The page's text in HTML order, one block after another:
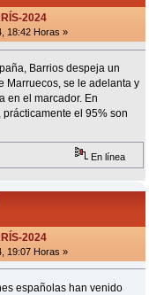
2024
18:42 Horas »
Barrios despeja un
Marruecos, se le adelanta y
en el marcador. En
el 95% son
En línea
2024
19:07 Horas »
españolas han venido